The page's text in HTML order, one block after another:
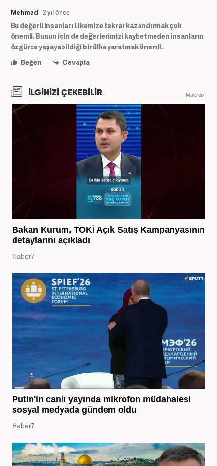
Mehmed 2 yıl önce
Bu değerli insanları ülkemize tekrar kazandırmak çok
önemli. Bunun için de değerlerimizi kaybetmeden insanların
özgürce yaşayabildiği bir ülke yaratmak önemli.
Beğen
Cevapla
İLGİNİZİ ÇEKEBİLİR Makroo
Bakan Kurum, TOKİ Açık Satış Kampanyasının
detaylarını açıkladı
Haber7
Putin'in canlı yayında mikrofon müdahalesi
sosyal medyada gündem oldu
Haber7